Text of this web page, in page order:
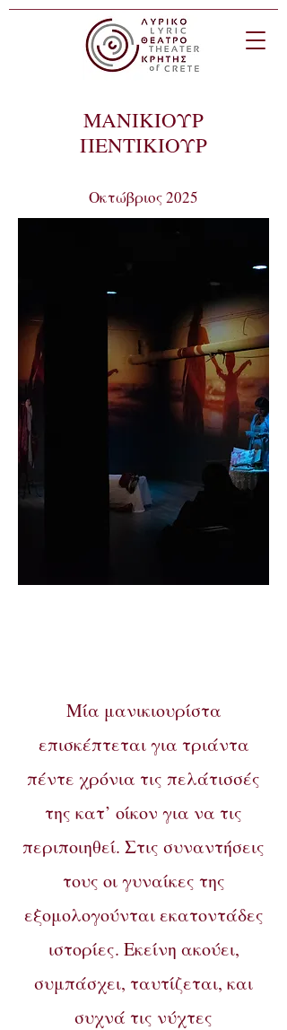
ΜΑΝΙΚΙΟΥΡ
ΠΕΝΤΙΚΙΟΥΡ
Οκτώβριος 2025
Μία μανικιουρίστα
επισκέπτεται για τριάντα
πέντε χρόνια τις πελάτισσές
της κατ’ οίκον για να τις
περιποιηθεί. Στις συναντήσεις
τους οι γυναίκες της
εξομολογούνται εκατοντάδες
ιστορίες. Εκείνη ακούει,
συμπάσχει, ταυτίζεται, και
συχνά τις νύχτες